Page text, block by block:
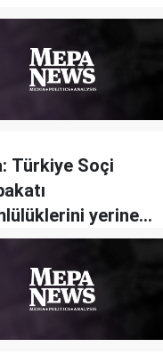
Türkiye Soçi
yerine